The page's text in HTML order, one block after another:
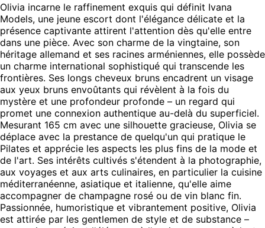
Olivia incarne le raffinement exquis qui définit Ivana
Models, une jeune escort dont l'élégance délicate et la
présence captivante attirent l'attention dès qu'elle entre
dans une pièce. Avec son charme de la vingtaine, son
héritage allemand et ses racines arméniennes, elle possède
un charme international sophistiqué qui transcende les
frontières. Ses longs cheveux bruns encadrent un visage
aux yeux bruns envoûtants qui révèlent à la fois du
mystère et une profondeur profonde – un regard qui
promet une connexion authentique au-delà du superficiel.
Mesurant 165 cm avec une silhouette gracieuse, Olivia se
déplace avec la prestance de quelqu'un qui pratique le
Pilates et apprécie les aspects les plus fins de la mode et
de l'art. Ses intérêts cultivés s'étendent à la photographie,
aux voyages et aux arts culinaires, en particulier la cuisine
méditerranéenne, asiatique et italienne, qu'elle aime
accompagner de champagne rosé ou de vin blanc fin.
Passionnée, humoristique et vibrantement positive, Olivia
est attirée par les gentlemen de style et de substance –